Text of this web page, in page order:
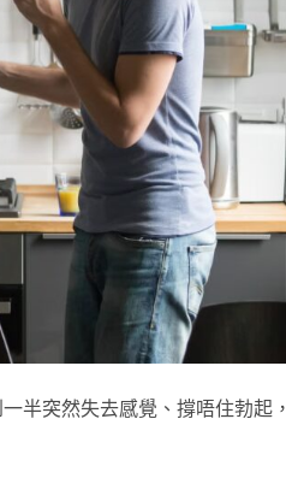
半突然失去感覺、撐唔住勃起